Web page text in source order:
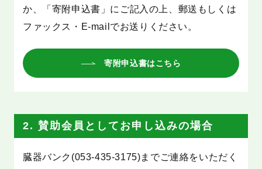
か、「寄附申込書」にご記入の上、郵送もしくは
ファックス・E-mailでお送りください。
寄附申込書はこちら
2. 賛助会員としてお申し込みの場合
臓器バンク(053-435-3175)までご連絡をいただく